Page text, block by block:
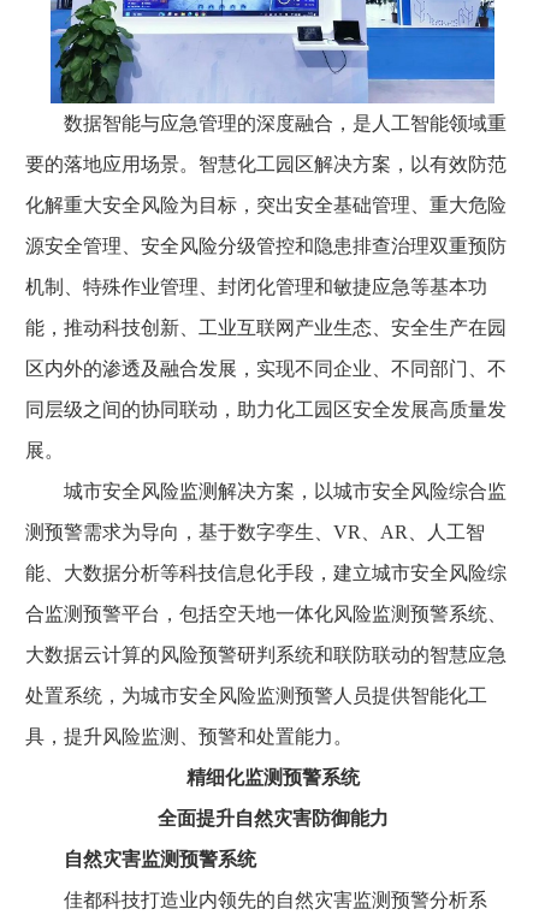
数据智能与应急管理的深度融合，是人工智能领域重
要的落地应用场景。智慧化工园区解决方案，以有效防范
化解重大安全风险为目标，突出安全基础管理、重大危险
源安全管理、安全风险分级管控和隐患排查治理双重预防
机制、特殊作业管理、封闭化管理和敏捷应急等基本功
能，推动科技创新、工业互联网产业生态、安全生产在园
区内外的渗透及融合发展，实现不同企业、不同部门、不
同层级之间的协同联动，助力化工园区安全发展高质量发
展。
城市安全风险监测解决方案，以城市安全风险综合监
测预警需求为导向，基于数字孪生、VR、AR、人工智
能、大数据分析等科技信息化手段，建立城市安全风险综
合监测预警平台，包括空天地一体化风险监测预警系统、
大数据云计算的风险预警研判系统和联防联动的智慧应急
处置系统，为城市安全风险监测预警人员提供智能化工
具，提升风险监测、预警和处置能力。
精细化监测预警系统
全面提升自然灾害防御能力
自然灾害监测预警系统
佳都科技打造业内领先的自然灾害监测预警分析系